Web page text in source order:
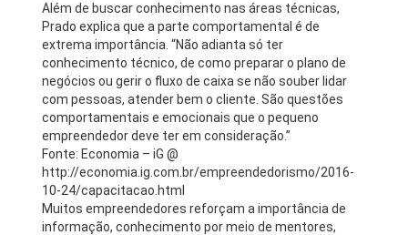
Além de buscar conhecimento nas áreas técnicas,
Prado explica que a parte comportamental é de
extrema importância. “Não adianta só ter
conhecimento técnico, de como preparar o plano de
negócios ou gerir o fluxo de caixa se não souber lidar
com pessoas, atender bem o cliente. São questões
comportamentais e emocionais que o pequeno
empreendedor deve ter em consideração.”
Fonte: Economia – iG @
http://economia.ig.com.br/empreendedorismo/2016-
10-24/capacitacao.html
Muitos empreendedores reforçam a importância de
informação, conhecimento por meio de mentores,